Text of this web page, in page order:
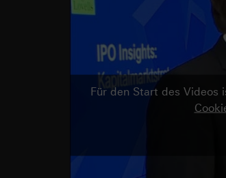
Für den Start des Videos